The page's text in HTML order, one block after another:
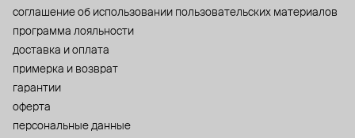
cоглашение об использовании пользовательских материалов
программа лояльности
доставка и оплата
примерка и возврат
гарантии
оферта
персональные данные